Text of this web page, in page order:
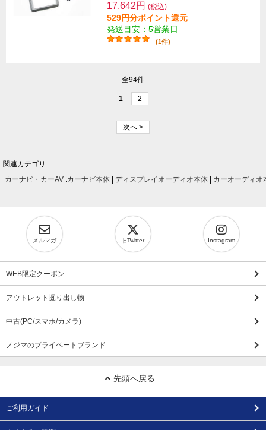
17,642円 (税込)
529円分ポイント還元
発送目安：5営業日
(1件)
全94件
1 2
次へ >
関連カテゴリ
カーナビ・カーAV :カーナビ本体 ディスプレイオーディオ本体 カーオーディオ
メルマガ 旧Twitter Instagram
WEB限定クーポン
アウトレット掘り出し物
中古(PC/スマホ/カメラ)
ノジマのプライベートブランド
先頭へ戻る
ご利用ガイド